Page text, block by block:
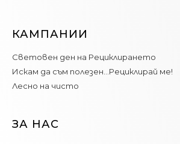
КАМПАНИИ
Световен ден на Рециклирането
Искам да съм полезен…Рециклирай ме!
Лесно на чисто
ЗА НАС